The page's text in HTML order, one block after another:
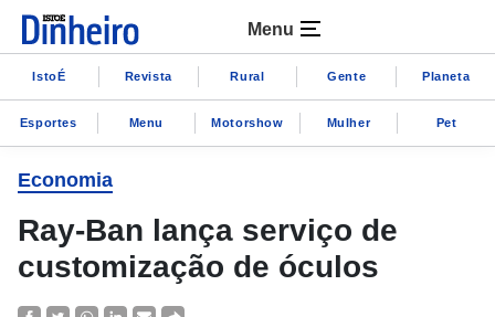
Menu
IstoÉ Revista Rural Gente Planeta
Esportes Menu Motorshow Mulher Pet
Economia
Ray-Ban lança serviço de
customização de óculos